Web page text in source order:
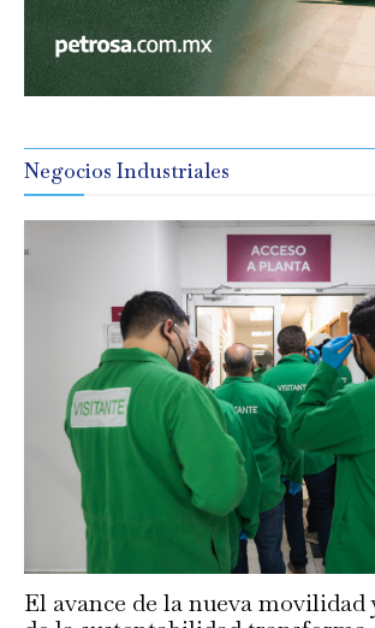
Negocios Industriales
El avance de la nueva movilidad